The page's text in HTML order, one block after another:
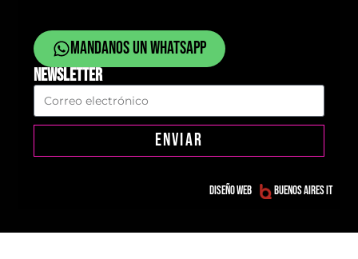
Mandanos un whatsapp
NEWSLETTER
ENVIAR
Diseño web Buenos Aires IT